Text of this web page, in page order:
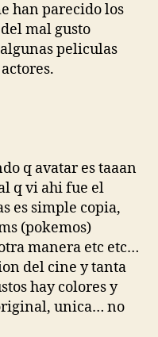
han parecido los
mal gusto
peliculas
q avatar es taaan
q vi ahi fue el
es simple copia,
(pokemos)
manera etc etc…
del cine y tanta
hay colores y
unica… no